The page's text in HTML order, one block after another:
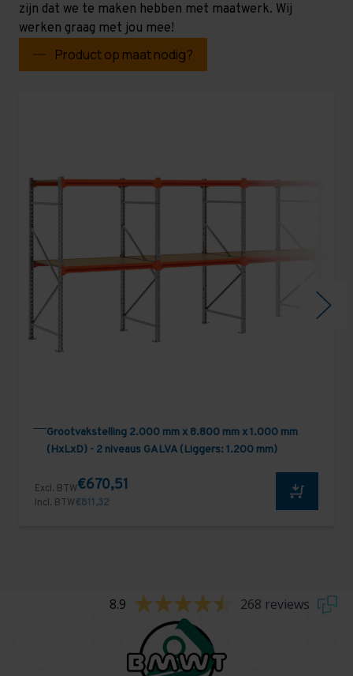
zijn dat we te maken hebben met maatwerk. Wij
werken graag met jou mee!
Product op maat nodig?
Grootvakstelling 2.000 mm x 8.800 mm x 1.000 mm
(HxLxD) - 2 niveaus GALVA (Liggers: 1.200 mm)
Excl. BTW€670,51
Incl. BTW€811,32
8.9 268 reviews